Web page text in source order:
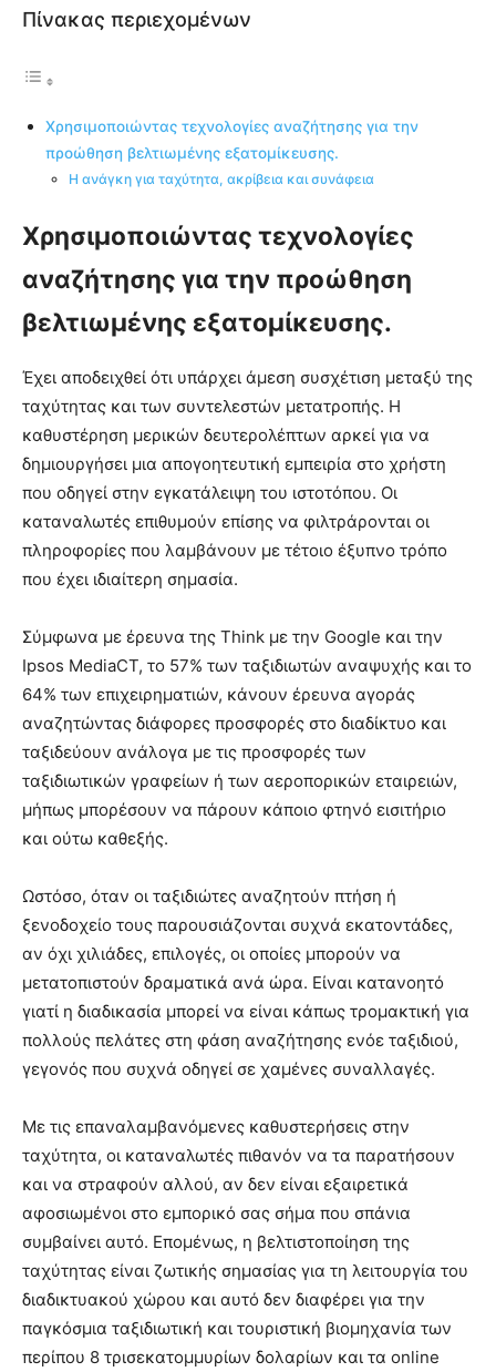
Πίνακας περιεχομένων
Χρησιμοποιώντας τεχνολογίες αναζήτησης για την
προώθηση βελτιωμένης εξατομίκευσης.
Η ανάγκη για ταχύτητα, ακρίβεια και συνάφεια
Χρησιμοποιώντας τεχνολογίες
αναζήτησης για την προώθηση
βελτιωμένης εξατομίκευσης.
Έχει αποδειχθεί ότι υπάρχει άμεση συσχέτιση μεταξύ της
ταχύτητας και των συντελεστών μετατροπής. Η
καθυστέρηση μερικών δευτερολέπτων αρκεί για να
δημιουργήσει μια απογοητευτική εμπειρία στο χρήστη
που οδηγεί στην εγκατάλειψη του ιστοτόπου. Οι
καταναλωτές επιθυμούν επίσης να φιλτράρονται οι
πληροφορίες που λαμβάνουν με τέτοιο έξυπνο τρόπο
που έχει ιδιαίτερη σημασία.
Σύμφωνα με έρευνα της Think με την Google και την
Ipsos MediaCT, το 57% των ταξιδιωτών αναψυχής και το
64% των επιχειρηματιών, κάνουν έρευνα αγοράς
αναζητώντας διάφορες προσφορές στο διαδίκτυο και
ταξιδεύουν ανάλογα με τις προσφορές των
ταξιδιωτικών γραφείων ή των αεροπορικών εταιρειών,
μήπως μπορέσουν να πάρουν κάποιο φτηνό εισιτήριο
και ούτω καθεξής.
Ωστόσο, όταν οι ταξιδιώτες αναζητούν πτήση ή
ξενοδοχείο τους παρουσιάζονται συχνά εκατοντάδες,
αν όχι χιλιάδες, επιλογές, οι οποίες μπορούν να
μετατοπιστούν δραματικά ανά ώρα. Είναι κατανοητό
γιατί η διαδικασία μπορεί να είναι κάπως τρομακτική για
πολλούς πελάτες στη φάση αναζήτησης ενόε ταξιδιού,
γεγονός που συχνά οδηγεί σε χαμένες συναλλαγές.
Με τις επαναλαμβανόμενες καθυστερήσεις στην
ταχύτητα, οι καταναλωτές πιθανόν να τα παρατήσουν
και να στραφούν αλλού, αν δεν είναι εξαιρετικά
αφοσιωμένοι στο εμπορικό σας σήμα που σπάνια
συμβαίνει αυτό. Επομένως, η βελτιστοποίηση της
ταχύτητας είναι ζωτικής σημασίας για τη λειτουργία του
διαδικτυακού χώρου και αυτό δεν διαφέρει για την
παγκόσμια ταξιδιωτική και τουριστική βιομηχανία των
περίπου 8 τρισεκατομμυρίων δολαρίων και τα online